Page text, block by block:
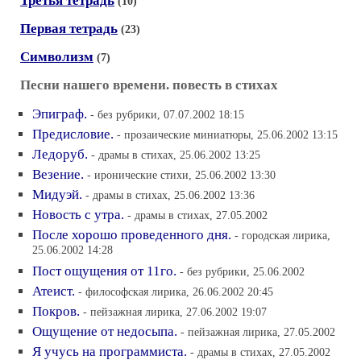
Первая тетрадь (23)
Символизм (7)
Песни нашего времени. повесть в стихах
Эпиграф. - без рубрики, 07.07.2002 18:15
Предисловие. - прозаические миниатюры, 25.06.2002 13:15
Ледоруб. - драмы в стихах, 25.06.2002 13:25
Везение. - иронические стихи, 25.06.2002 13:30
Мидуэй. - драмы в стихах, 25.06.2002 13:36
Новость с утра. - драмы в стихах, 27.05.2002
После хорошо проведенного дня. - городская лирика,
25.06.2002 14:28
Пост ощущения от 11го. - без рубрики, 25.06.2002
Атеист. - философская лирика, 26.06.2002 20:45
Покров. - пейзажная лирика, 27.06.2002 19:07
Ощущение от недосыпа. - пейзажная лирика, 27.05.2002
Я учусь на программиста. - драмы в стихах, 27.05.2002